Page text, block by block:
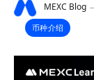
MEXC Blog
币种介绍